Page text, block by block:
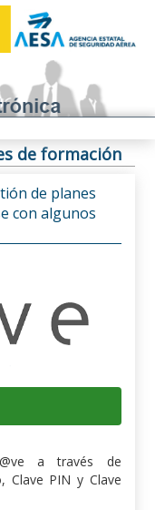
de formación
de planes
con algunos
a través de
Clave PIN y Clave